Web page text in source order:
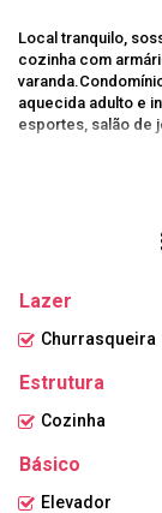
Local tranquilo,
cozinha com
aquecida adulto e
esportes, salão de
desse paraíso em
Lazer
Churrasqueira
Estrutura
Cozinha
Básico
Elevador